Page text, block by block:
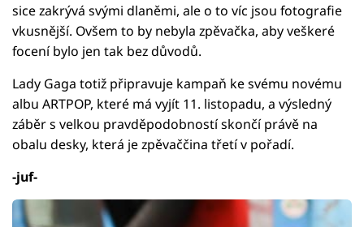
sice zakrývá svými dlaněmi, ale o to víc jsou fotografie
vkusnější. Ovšem to by nebyla zpěvačka, aby veškeré
focení bylo jen tak bez důvodů.
Lady Gaga totiž připravuje kampaň ke svému novému
albu ARTPOP, které má vyjít 11. listopadu, a výsledný
záběr s velkou pravděpodobností skončí právě na
obalu desky, která je zpěvaččina třetí v pořadí.
-juf-